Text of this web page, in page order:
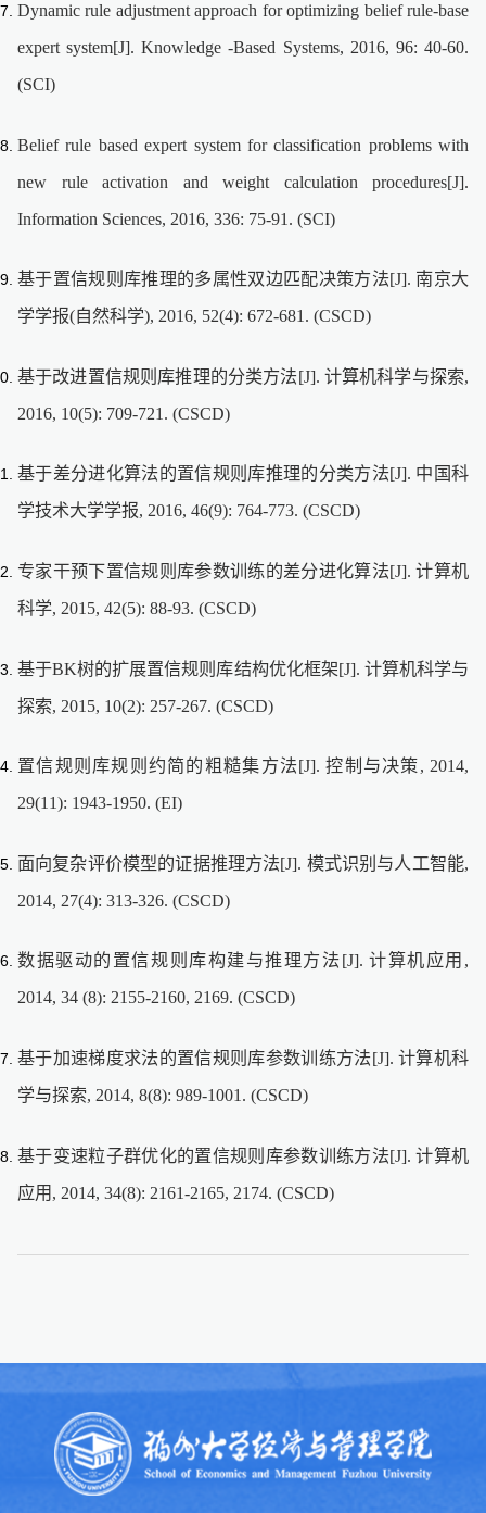
Dynamic rule adjustment approach for optimizing belief rule-base
expert system[J]. Knowledge -Based Systems, 2016, 96: 40-60.
(SCI)
Belief rule based expert system for classification problems with
new rule activation and weight calculation procedures[J].
Information Sciences, 2016, 336: 75-91. (SCI)
基于置信规则库推理的多属性双边匹配决策方法[J]. 南京大
学学报(自然科学), 2016, 52(4): 672-681. (CSCD)
基于改进置信规则库推理的分类方法[J]. 计算机科学与探索,
2016, 10(5): 709-721. (CSCD)
基于差分进化算法的置信规则库推理的分类方法[J]. 中国科
学技术大学学报, 2016, 46(9): 764-773. (CSCD)
专家干预下置信规则库参数训练的差分进化算法[J]. 计算机
科学, 2015, 42(5): 88-93. (CSCD)
基于BK树的扩展置信规则库结构优化框架[J]. 计算机科学与
探索, 2015, 10(2): 257-267. (CSCD)
置信规则库规则约简的粗糙集方法[J]. 控制与决策, 2014,
29(11): 1943-1950. (EI)
面向复杂评价模型的证据推理方法[J]. 模式识别与人工智能,
2014, 27(4): 313-326. (CSCD)
数据驱动的置信规则库构建与推理方法[J]. 计算机应用,
2014, 34 (8): 2155-2160, 2169. (CSCD)
基于加速梯度求法的置信规则库参数训练方法[J]. 计算机科
学与探索, 2014, 8(8): 989-1001. (CSCD)
基于变速粒子群优化的置信规则库参数训练方法[J]. 计算机
应用, 2014, 34(8): 2161-2165, 2174. (CSCD)